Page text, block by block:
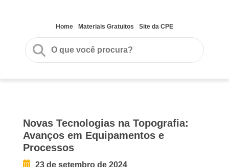
Home Materiais Gratuitos Site da CPE
Novas Tecnologias na Topografia:
Avanços em Equipamentos e
Processos
23 de setembro de 2024